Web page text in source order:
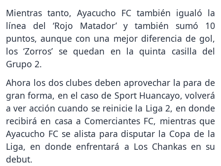
Mientras tanto, Ayacucho FC también igualó la
línea del ‘Rojo Matador’ y también sumó 10
puntos, aunque con una mejor diferencia de gol,
los ‘Zorros’ se quedan en la quinta casilla del
Grupo 2.
Ahora los dos clubes deben aprovechar la para de
gran forma, en el caso de Sport Huancayo, volverá
a ver acción cuando se reinicie la Liga 2, en donde
recibirá en casa a Comerciantes FC, mientras que
Ayacucho FC se alista para disputar la Copa de la
Liga, en donde enfrentará a Los Chankas en su
debut.